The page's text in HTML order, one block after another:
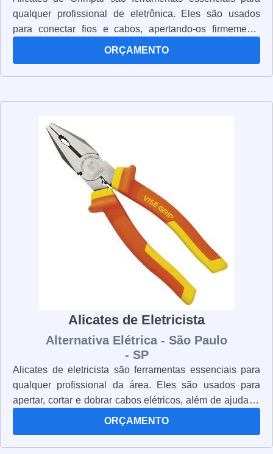
eficiente com os fios elétricos de qualidade.
qualquer profissional de eletrônica. Eles são usados
para conectar fios e cabos, apertando-os firmemente
para garantir uma conexão segura. Os alicates de
enquanto são apertados. Eles têm uma alça ergonômica
precisão. Além disso, eles têm uma lâmina de aço
conectados de forma segura. Os alicates de crimpar são
uma ferramenta versátil e podem ser usados para
conectar cabos de vários tamanhos e espessuras. Eles
também são úteis para conectar cabos de alta tensão,
pois são projetados para suportar altas temperaturas. Se
você está procurando uma ferramenta confiável para
conectar cabos e fios, os alicates de crimpar são a
escolha certa. Eles são fáceis de usar, seguros e
duráveis, o que os torna uma ótima opção para qualquer
ORÇAMENTO
Alicates de Eletricista
Alternativa Elétrica - São Paulo
- SP
Alicates de eletricista são ferramentas essenciais para
qualquer profissional da área. Eles são usados para
apertar, cortar e dobrar cabos elétricos, além de ajudar a
conectar e desconectar componentes elétricos. Os
resistentes e duráveis, para garantir que eles possam
ORÇAMENTO